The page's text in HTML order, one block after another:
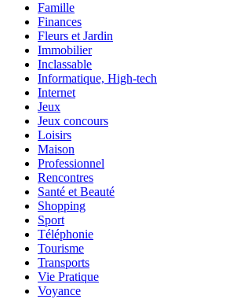
Famille
Finances
Fleurs et Jardin
Immobilier
Inclassable
Informatique, High-tech
Internet
Jeux
Jeux concours
Loisirs
Maison
Professionnel
Rencontres
Santé et Beauté
Shopping
Sport
Téléphonie
Tourisme
Transports
Vie Pratique
Voyance